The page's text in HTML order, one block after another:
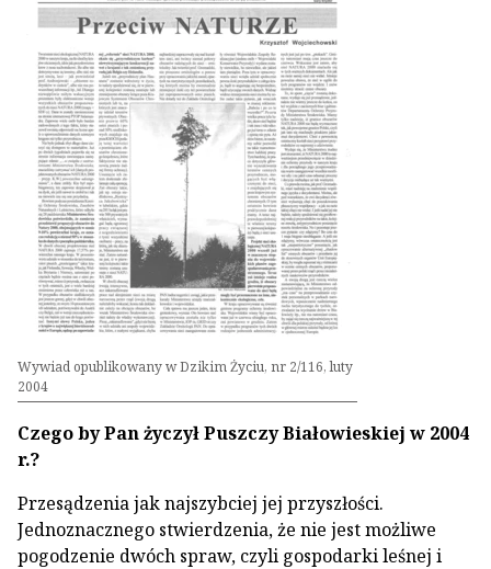
Wywiad opublikowany w Dzikim Życiu, nr 2/116, luty
2004
Czego by Pan życzył Puszczy Białowieskiej w 2004
r.?
Przesądzenia jak najszybciej jej przyszłości.
Jednoznacznego stwierdzenia, że nie jest możliwe
pogodzenie dwóch spraw, czyli gospodarki leśnej i